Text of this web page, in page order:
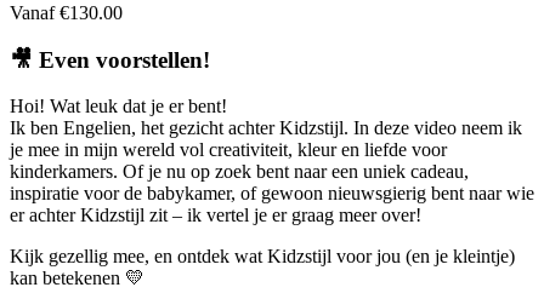
Vanaf €130.00
🎥 Even voorstellen!
Hoi! Wat leuk dat je er bent!
Ik ben Engelien, het gezicht achter Kidzstijl. In deze video neem ik
je mee in mijn wereld vol creativiteit, kleur en liefde voor
kinderkamers. Of je nu op zoek bent naar een uniek cadeau,
inspiratie voor de babykamer, of gewoon nieuwsgierig bent naar wie
er achter Kidzstijl zit – ik vertel je er graag meer over!
Kijk gezellig mee, en ontdek wat Kidzstijl voor jou (en je kleintje)
kan betekenen 💛